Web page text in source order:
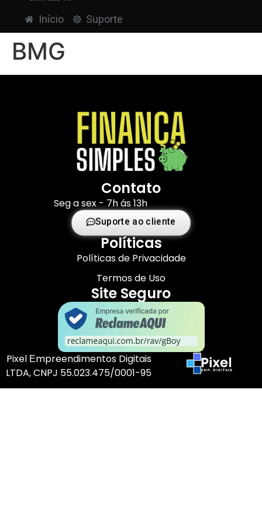
Início Suporte
BMG
Contato
Seg a sex - 7h ás 13h
Suporte ao cliente
Políticas
Políticas de Privacidade
Termos de Uso
Site Seguro
Pixel Еmpreendimentos Digitais
LTDA, CNPJ 55.023.475/0001-95